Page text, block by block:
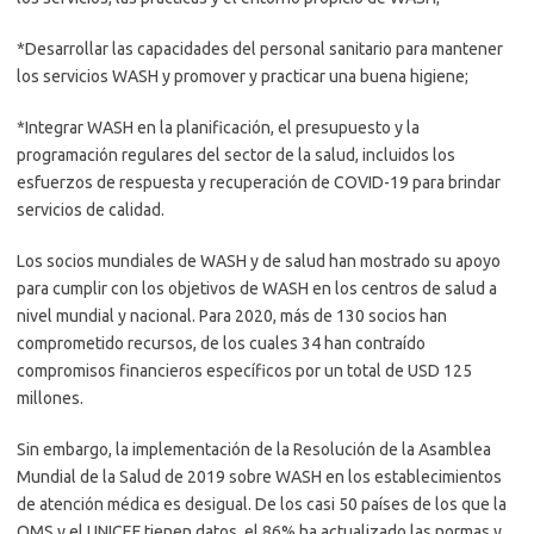
*Desarrollar las capacidades del personal sanitario para mantener
los servicios WASH y promover y practicar una buena higiene;
*Integrar WASH en la planificación, el presupuesto y la
programación regulares del sector de la salud, incluidos los
esfuerzos de respuesta y recuperación de COVID-19 para brindar
servicios de calidad.
Los socios mundiales de WASH y de salud han mostrado su apoyo
para cumplir con los objetivos de WASH en los centros de salud a
nivel mundial y nacional. Para 2020, más de 130 socios han
comprometido recursos, de los cuales 34 han contraído
compromisos financieros específicos por un total de USD 125
millones.
Sin embargo, la implementación de la Resolución de la Asamblea
Mundial de la Salud de 2019 sobre WASH en los establecimientos
de atención médica es desigual. De los casi 50 países de los que la